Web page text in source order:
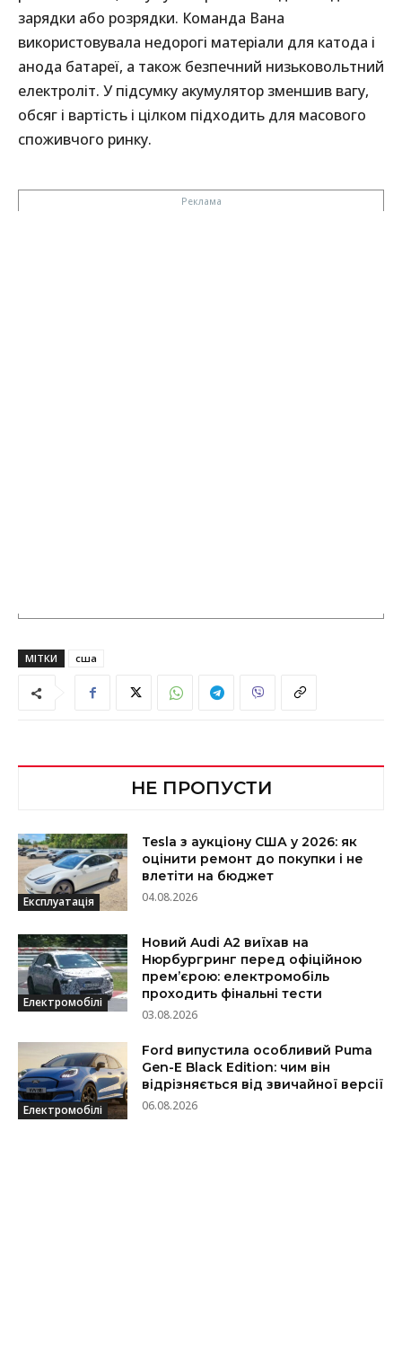
зарядки або розрядки. Команда Вана
використовувала недорогі матеріали для катода і
анода батареї, а також безпечний низьковольтний
електроліт. У підсумку акумулятор зменшив вагу,
обсяг і вартість і цілком підходить для масового
споживчого ринку.
МІТКИ сша
НЕ ПРОПУСТИ
Експлуатація
Tesla з аукціону США у 2026: як
оцінити ремонт до покупки і не
влетіти на бюджет
04.08.2026
Електромобілі
Новий Audi A2 виїхав на
Нюрбургринг перед офіційною
прем’єрою: електромобіль
проходить фінальні тести
03.08.2026
Електромобілі
Ford випустила особливий Puma
Gen-E Black Edition: чим він
відрізняється від звичайної версії
06.08.2026